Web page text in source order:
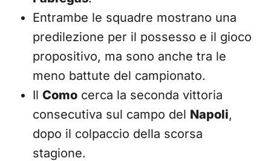
Entrambe le squadre mostrano una
predilezione per il possesso e il gioco
propositivo, ma sono anche tra le
meno battute del campionato.
Il Como cerca la seconda vittoria
consecutiva sul campo del Napoli,
dopo il colpaccio della scorsa
stagione.